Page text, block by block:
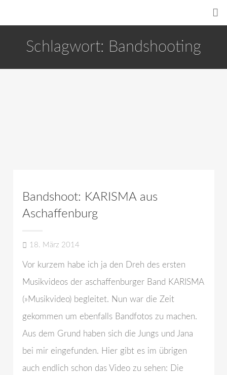
Schlagwort: Bandshooting
Bandshoot: KARISMA aus
Aschaffenburg
18. März 2014
Vor kurzem habe ich ja den Dreh des ersten
Musikvideos der aschaffenburger Band KARISMA
(»Musikvideo) begleitet. Nun war die Zeit
gekommen um ebenfalls Bandfotos zu machen.
Aus dem Grund haben sich die Jungs und Jana
bei mir eingefunden. Hier gibt es im übrigen
auch endlich schon das Video zu sehen: Die